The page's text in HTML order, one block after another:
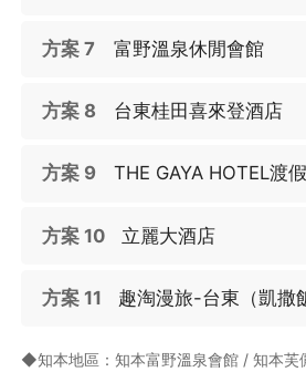
方案 7 富野溫泉休閒會館
方案 8 台東桂田喜來登酒店
方案 9 THE GAYA HOTEL渡
方案 10 立麗大酒店
方案 11 趣淘漫旅-台東（凱撒
◆知本地區：知本富野溫泉會館 / 知本芙